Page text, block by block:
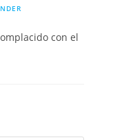
con el